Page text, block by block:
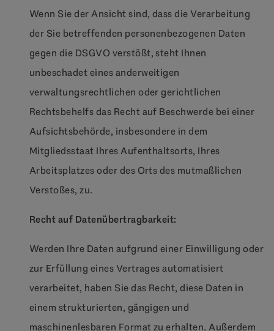
Wenn Sie der Ansicht sind, dass die Verarbeitung
der Sie betreffenden personenbezogenen Daten
gegen die DSGVO verstößt, steht Ihnen
unbeschadet eines anderweitigen
verwaltungsrechtlichen oder gerichtlichen
Rechtsbehelfs das Recht auf Beschwerde bei einer
Aufsichtsbehörde, insbesondere in dem
Mitgliedsstaat Ihres Aufenthaltsorts, Ihres
Arbeitsplatzes oder des Orts des mutmaßlichen
Verstoßes, zu.
Recht auf Datenübertragbarkeit:
Werden Ihre Daten aufgrund einer Einwilligung oder
zur Erfüllung eines Vertrages automatisiert
verarbeitet, haben Sie das Recht, diese Daten in
einem strukturierten, gängigen und
maschinenlesbaren Format zu erhalten. Außerdem